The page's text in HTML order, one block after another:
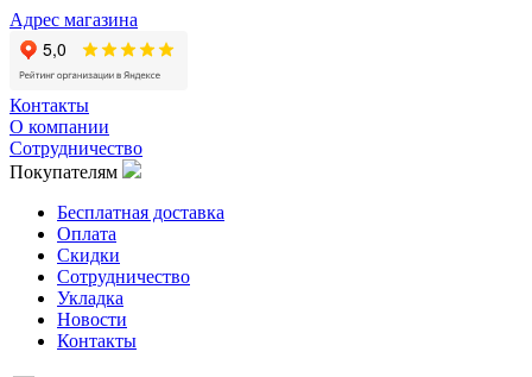
Адрес магазина
Контакты
О компании
Сотрудничество
Покупателям
Бесплатная доставка
Оплата
Скидки
Сотрудничество
Укладка
Новости
Контакты